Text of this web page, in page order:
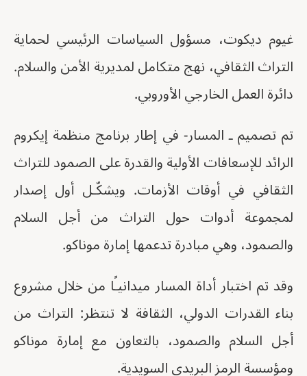
غيوم ديكوت، مسؤول السياسات الرئيسي لحماية
التراث الثقافي، نهج متكامل لمديرية الأمن والسلام.
دائرة العمل الخارجي الأوروبي.
تم تصميم ـ المسار- في إطار برنامج منظمة إيكروم
الرائد للإسعافات الأولية والقدرة على الصمود للتراث
الثقافي في أوقات الأزمات. ويشكّـل أول إصدار
لمجموعة أدوات حول التراث من أجل السلام
والصمود، وهي مبادرة تدعمها إمارة موناكو.
وقد تم اختبار أداة المسار ميدانيـًا من خلال مشروع
بناء القدرات الدولي، الثقافة لا تنتظر: التراث من
أجل السلام والصمود، بالتعاون مع إمارة موناكو
ومؤسسة الرمز البريدي السويدية.